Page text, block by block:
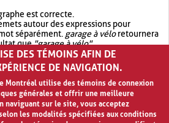
est correcte.
autour des expressions pour
séparément. garage à véloretournera
que"garage à vélo".
recherche avec OR.garage OR vélo
de résultat quegarage à vélo
DES TÉMOINS AFIN DE
DE NAVIGATION.
Montréal utilise des témoins de connexion
générales et offrir une meilleure
naviguant sur le site, vous acceptez
les modalités spécifiées aux conditions